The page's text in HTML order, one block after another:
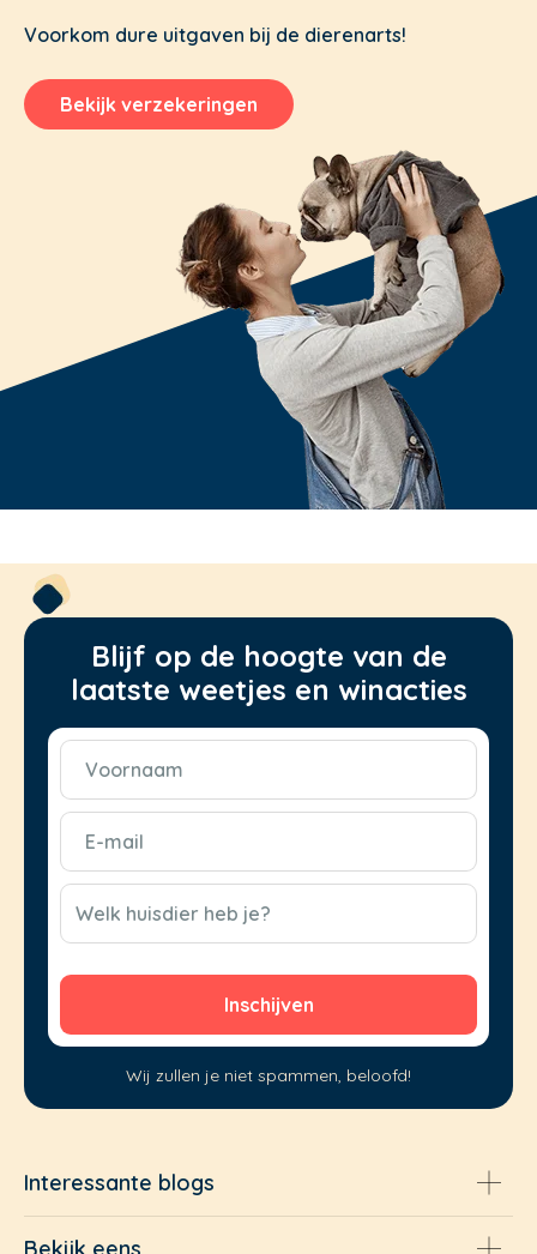
Voorkom dure uitgaven bij de dierenarts!
Bekijk verzekeringen
Blijf op de hoogte van de
laatste weetjes en winacties
Voornaam
(Vereist)
E-
mail
(Vereist)
CAPTCHA
Welk huisdier heb je?
Wij zullen je niet spammen, beloofd!
Interessante blogs